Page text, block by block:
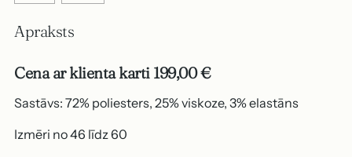
Apraksts
Cena ar klienta karti 199,00 €
Sastāvs: 72% poliesters, 25% viskoze, 3% elastāns
Izmēri no 46 līdz 60